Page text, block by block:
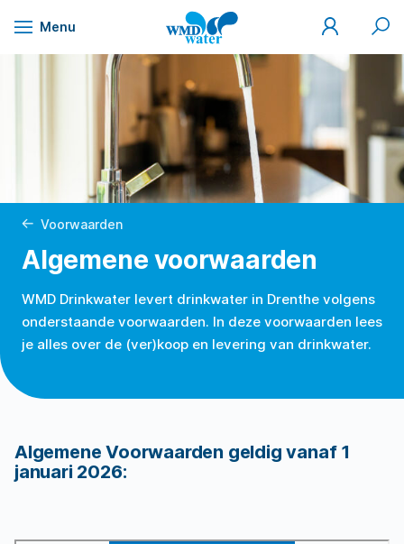
Naar
inhoud
Menu
WMD
Drinkwater
Mijn
WMD
Zoek
Algemene voorwaarden
Voorwaarden
WMD Drinkwater levert drinkwater in Drenthe volgens
onderstaande voorwaarden. In deze voorwaarden lees
je alles over de (ver)koop en levering van drinkwater.
Algemene Voorwaarden geldig vanaf 1
januari 2026: